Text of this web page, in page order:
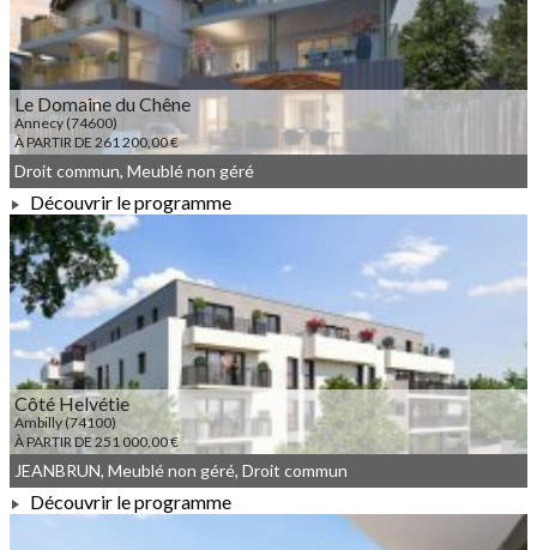
Le Domaine du Chêne
Annecy (74600)
À PARTIR DE 261 200,00 €
À PARTIR DE 261 200,00 €
Droit commun, Meublé non géré
Découvrir le programme
Côté Helvétie
Ambilly (74100)
À PARTIR DE 251 000,00 €
JEANBRUN, Meublé non géré, Droit commun
Découvrir le programme